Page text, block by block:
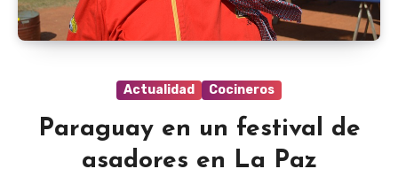
Actualidad Cocineros
Paraguay en un festival de
asadores en La Paz